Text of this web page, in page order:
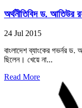
অর্থনীতিবিদ ড. আতিউর
24 Jul 2015
বাংলাদেশ ব্যাংকের গভর্নর
ছিলেন। খেয়ে না...
Read More